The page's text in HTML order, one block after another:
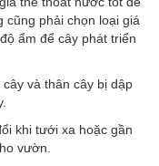
cũng phải chọn loại giá
ẩm để cây phát triển
và thân cây bị dập
khi tưới xa hoặc gần
vườn.